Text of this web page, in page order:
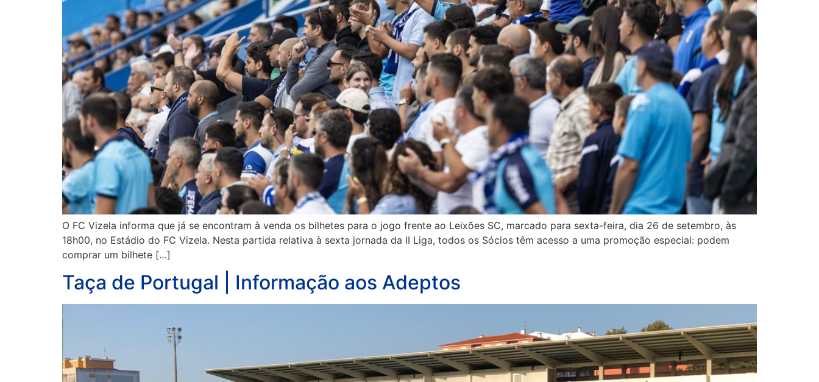
O FC Vizela informa que já se encontram à venda os bilhetes para o jogo frente ao Leixões SC, marcado para sexta-feira, dia 26 de setembro, às
18h00, no Estádio do FC Vizela. Nesta partida relativa à sexta jornada da II Liga, todos os Sócios têm acesso a uma promoção especial: podem
comprar um bilhete […]
Taça de Portugal | Informação aos Adeptos